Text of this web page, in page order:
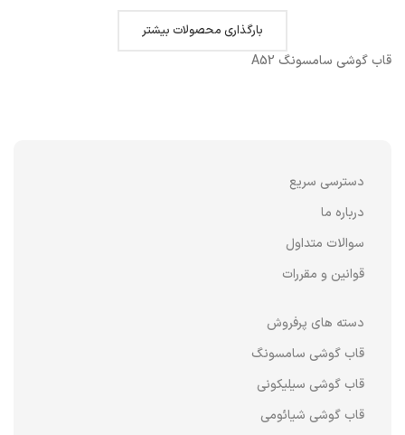
بارگذاری محصولات بیشتر
قاب گوشی سامسونگ A52
دسترسی سریع
درباره ما
سوالات متداول
قوانین و مقررات
دسته های پرفروش
قاب گوشی سامسونگ
قاب گوشی سیلیکونی
قاب گوشی شیائومی